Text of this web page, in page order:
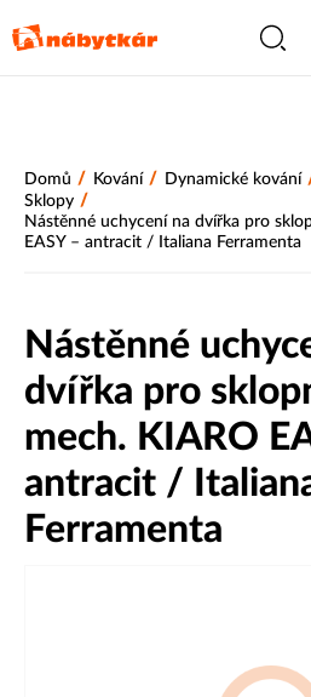
Domů / Kování / Dynamické kování
Sklopy /
Nástěnné uchycení na dvířka pro
EASY – antracit / Italiana Ferramenta
Nástěnné
dvířka pro
mech. KIARO
antracit /
Ferramenta